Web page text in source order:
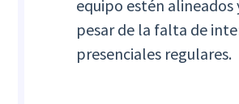
equipo estén alineados
pesar de la falta de
presenciales regulares.